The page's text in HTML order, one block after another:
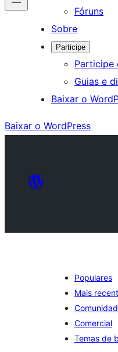
Fóruns
Sobre
Participe
Participe
Guias e
Baixar o
Baixar o WordPress
Populares
Mais
Comercial
Temas de